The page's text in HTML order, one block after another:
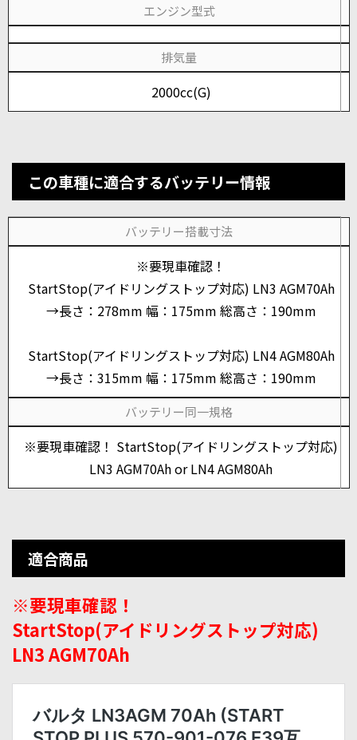
エンジン型式
排気量
2000cc(G)
この車種に適合するバッテリー情報
バッテリー搭載寸法
※要現車確認！
StartStop(アイドリングストップ対応) LN3 AGM70Ah
→長さ：278mm 幅：175mm 総高さ：190mm
StartStop(アイドリングストップ対応) LN4 AGM80Ah
→長さ：315mm 幅：175mm 総高さ：190mm
バッテリー同一規格
※要現車確認！ StartStop(アイドリングストップ対応)
LN3 AGM70Ah or LN4 AGM80Ah
適合商品
※要現車確認！
StartStop(アイドリングストップ対応)
LN3 AGM70Ah